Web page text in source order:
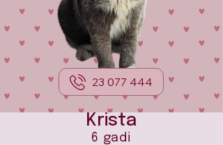
23 077 444
Krista
6 gadi